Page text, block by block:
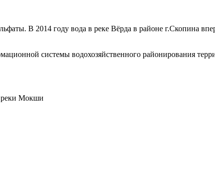
В 2014 году вода в реке Вёрда в районе г.Скопина
системы водохозяйственного районирования
реки Мокши